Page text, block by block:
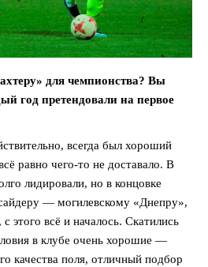
для чемпионства? Вы
год претендовали на первое
всегда был хороший
равно чего-то не доставало. В
лидировали, но в концовке
— могилевскому «Днепру»,
этого всё и началось. Скатились
в клубе очень хорошие —
качества поля, отличный подбор